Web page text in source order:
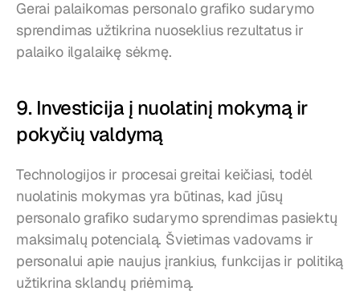
Gerai palaikomas personalo grafiko sudarymo
sprendimas užtikrina nuoseklius rezultatus ir
palaiko ilgalaikę sėkmę.
9. Investicija į nuolatinį mokymą ir
pokyčių valdymą
Technologijos ir procesai greitai keičiasi, todėl
nuolatinis mokymas yra būtinas, kad jūsų
personalo grafiko sudarymo sprendimas pasiektų
maksimalų potencialą. Švietimas vadovams ir
personalui apie naujus įrankius, funkcijas ir politiką
užtikrina sklandų priėmimą.